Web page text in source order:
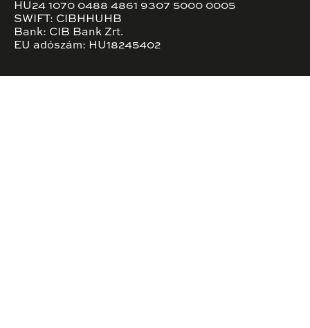
HU24 1070 0488 4861 9307 5000 0005
SWIFT: CIBHHUHB
Bank: CIB Bank Zrt.
EU adószám: HU18245402